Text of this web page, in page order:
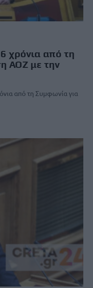
χρόνια από τη
ΑΟΖ με την
από τη Συμφωνία για